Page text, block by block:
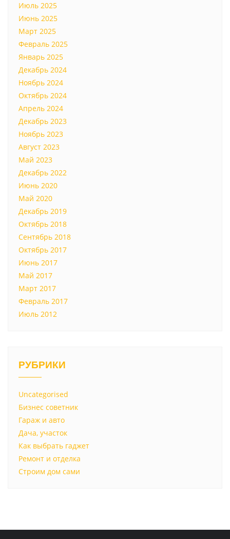
Июль 2025
Июнь 2025
Март 2025
Февраль 2025
Январь 2025
Декабрь 2024
Ноябрь 2024
Октябрь 2024
Апрель 2024
Декабрь 2023
Ноябрь 2023
Август 2023
Май 2023
Декабрь 2022
Июнь 2020
Май 2020
Декабрь 2019
Октябрь 2018
Сентябрь 2018
Октябрь 2017
Июнь 2017
Май 2017
Март 2017
Февраль 2017
Июль 2012
РУБРИКИ
Uncategorised
Бизнес советник
Гараж и авто
Дача, участок
Как выбрать гаджет
Ремонт и отделка
Строим дом сами